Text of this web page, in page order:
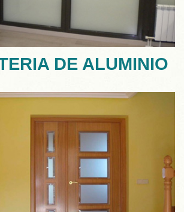
DE ALUMINIO